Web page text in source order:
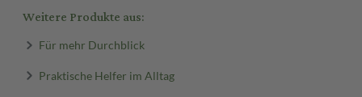
Weitere Produkte aus:
Für mehr Durchblick
Praktische Helfer im Alltag